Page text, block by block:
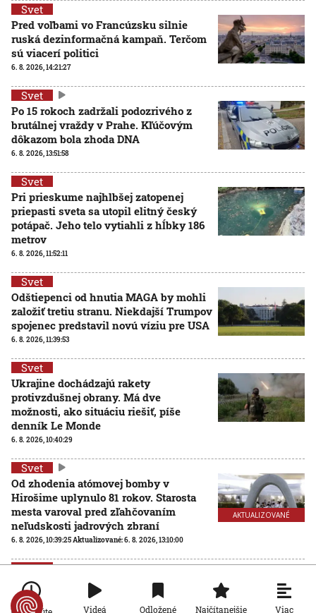
Svet
Pred voľbami vo Francúzsku silnie
ruská dezinformačná kampaň. Terčom
sú viacerí politici
6. 8. 2026, 14:21:27
Svet
Po 15 rokoch zadržali podozrivého z
brutálnej vraždy v Prahe. Kľúčovým
dôkazom bola zhoda DNA
6. 8. 2026, 13:51:58
Svet
Pri prieskume najhlbšej zatopenej
priepasti sveta sa utopil elitný český
potápač. Jeho telo vytiahli z hĺbky 186
metrov
6. 8. 2026, 11:52:11
Svet
Odštiepenci od hnutia MAGA by mohli
založiť tretiu stranu. Niekdajší Trumpov
spojenec predstavil novú víziu pre USA
6. 8. 2026, 11:39:53
Svet
Ukrajine dochádzajú rakety
protivzdušnej obrany. Má dve
možnosti, ako situáciu riešiť, píše
denník Le Monde
6. 8. 2026, 10:40:29
AKTUALIZOVANÉ
Svet
Od zhodenia atómovej bomby v
Hirošime uplynulo 81 rokov. Starosta
mesta varoval pred zľahčovaním
neľudskosti jadrových zbraní
6. 8. 2026, 10:39:25Aktualizované:6. 8. 2026, 13:10:00
Svet
Dron s výbušninami, ktorý našli na
letisku, predstavuje novú úroveň
Videá Odložené Najčítanejšie Viac